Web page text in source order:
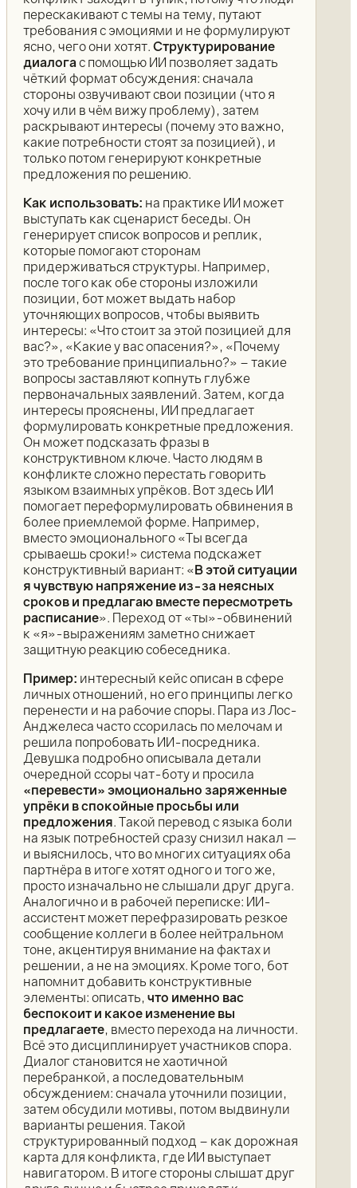
перескакивают с темы на тему, путают
требования с эмоциями и не формулируют
ясно, чего они хотят. Структурирование
диалогас помощью ИИ позволяет задать
чёткий формат обсуждения: сначала
стороны озвучивают свои позиции (что я
хочу или в чём вижу проблему), затем
раскрывают интересы (почему это важно,
какие потребности стоят за позицией), и
только потом генерируют конкретные
предложения по решению.
Как использовать: на практике ИИ может
выступать как сценарист беседы. Он
генерирует список вопросов и реплик,
которые помогают сторонам
придерживаться структуры. Например,
после того как обе стороны изложили
позиции, бот может выдать набор
уточняющих вопросов, чтобы выявить
интересы: «Что стоит за этой позицией для
вас?», «Какие у вас опасения?», «Почему
это требование принципиально?» – такие
вопросы заставляют копнуть глубже
первоначальных заявлений. Затем, когда
интересы прояснены, ИИ предлагает
формулировать конкретные предложения.
Он может подсказать фразы в
конструктивном ключе. Часто людям в
конфликте сложно перестать говорить
языком взаимных упрёков. Вот здесь ИИ
помогает переформулировать обвинения в
более приемлемой форме. Например,
вместо эмоционального «Ты всегда
срываешь сроки!» система подскажет
конструктивный вариант: «В этой ситуации
я чувствую напряжение из-за неясных
сроков и предлагаю вместе пересмотреть
расписание». Переход от «ты»-обвинений
к «я»-выражениям заметно снижает
защитную реакцию собеседника.
Пример: интересный кейс описан в сфере
личных отношений, но его принципы легко
перенести и на рабочие споры. Пара из Лос-
Анджелеса часто ссорилась по мелочам и
решила попробовать ИИ-посредника.
Девушка подробно описывала детали
очередной ссоры чат-боту и просила
«перевести» эмоционально заряженные
упрёки в спокойные просьбы или
предложения. Такой перевод с языка боли
на язык потребностей сразу снизил накал —
и выяснилось, что во многих ситуациях оба
партнёра в итоге хотят одного и того же,
просто изначально не слышали друг друга.
Аналогично и в рабочей переписке: ИИ-
ассистент может перефразировать резкое
сообщение коллеги в более нейтральном
тоне, акцентируя внимание на фактах и
решении, а не на эмоциях. Кроме того, бот
напомнит добавить конструктивные
элементы: описать, что именно вас
беспокоит и какое изменение вы
предлагаете, вместо перехода на личности.
Всё это дисциплинирует участников спора.
Диалог становится не хаотичной
перебранкой, а последовательным
обсуждением: сначала уточнили позиции,
затем обсудили мотивы, потом выдвинули
варианты решения. Такой
структурированный подход – как дорожная
карта для конфликта, где ИИ выступает
навигатором. В итоге стороны слышат друг